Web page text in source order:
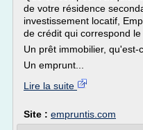
de votre résidence
investissement locatif,
de crédit qui correspond
Un prêt immobilier, qu'est-
Un emprunt...
Lire la suite
Site : empruntis.com